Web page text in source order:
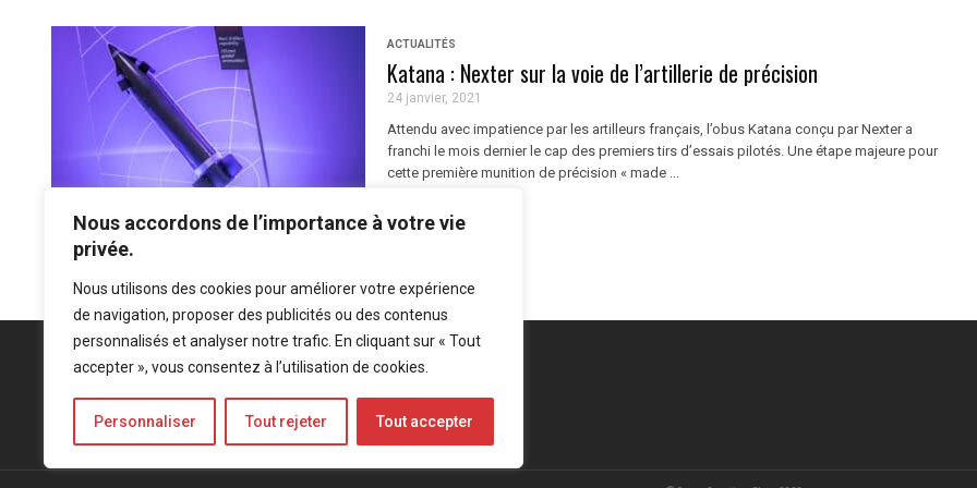
Nous accordons de l’importance à votre vie
privée.
Nous utilisons des cookies pour améliorer votre expérience
de navigation, proposer des publicités ou des contenus
personnalisés et analyser notre trafic. En cliquant sur « Tout
accepter », vous consentez à l’utilisation de cookies.
Personnaliser Tout rejeter Tout accepter
ACTUALITÉS
Katana : Nexter sur la voie de l’artillerie de précision
24 janvier, 2021
Attendu avec impatience par les artilleurs français, l’obus Katana conçu par Nexter a
franchi le mois dernier le cap des premiers tirs d’essais pilotés. Une étape majeure pour
cette première munition de précision « made ...
Mentions légales-Politique de confidentialité